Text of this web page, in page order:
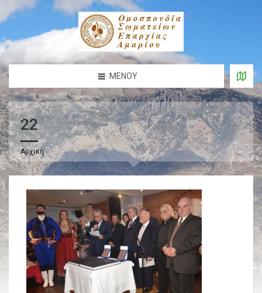
ΜΕΝΟΎ
22
Αρχική